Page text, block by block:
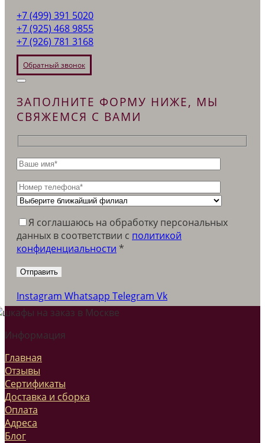
+7 (499) 391 5020
+7 (925) 468 9855
+7 (926) 781 3168
Обратный звонок
ЗАПОЛНИТЕ ФОРМУ НИЖЕ, МЫ
СВЯЖЕМСЯ С ВАМИ
Я соглашаюсь на обработку персональных
данных в соответствии c политикой
конфиденциальности *
Instagram Whatsapp Telegram Vk
Информация
Главная
Отзывы
Сертификаты
Доставка и сборка
Оплата
Адреса
Блог